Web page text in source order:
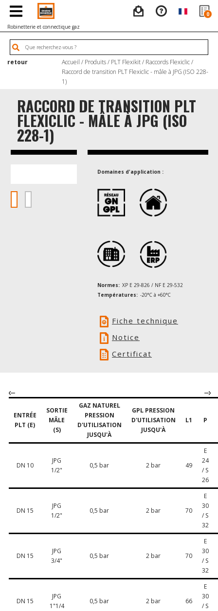
0
Robinetterie et connectique gaz
retour Accueil / Produits/ PLT Flexikit/ Raccords Flexiclic/
Raccord de transition PLT Flexiclic - mâle à JPG (ISO 228-
1)
RACCORD DE TRANSITION PLT
FLEXICLIC - MÂLE À JPG (ISO
228-1)
Domaines d'application :
Normes: XP E 29-826 / NF E 29-532
Températures: -20°C à +60°C
Fiche technique
Notice
Certificat
ENTRÉE
PLT (E)
SORTIE
MÂLE
(S)
GAZ NATUREL
PRESSION
D'UTILISATION
JUSQU'À
GPL PRESSION
D'UTILISATION
JUSQU'À
L1 P
DN 10
JPG
1/2"
0,5 bar 2 bar 49
E
24
/ S
26
DN 15
JPG
1/2"
0,5 bar 2 bar 70
E
30
/ S
32
DN 15
JPG
3/4"
0,5 bar 2 bar 70
E
30
/ S
32
DN 15
JPG
1"1/4
0,5 bar 2 bar 66
E
30
/ S